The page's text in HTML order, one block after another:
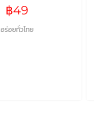
฿49
อร่อยทั่วไทย